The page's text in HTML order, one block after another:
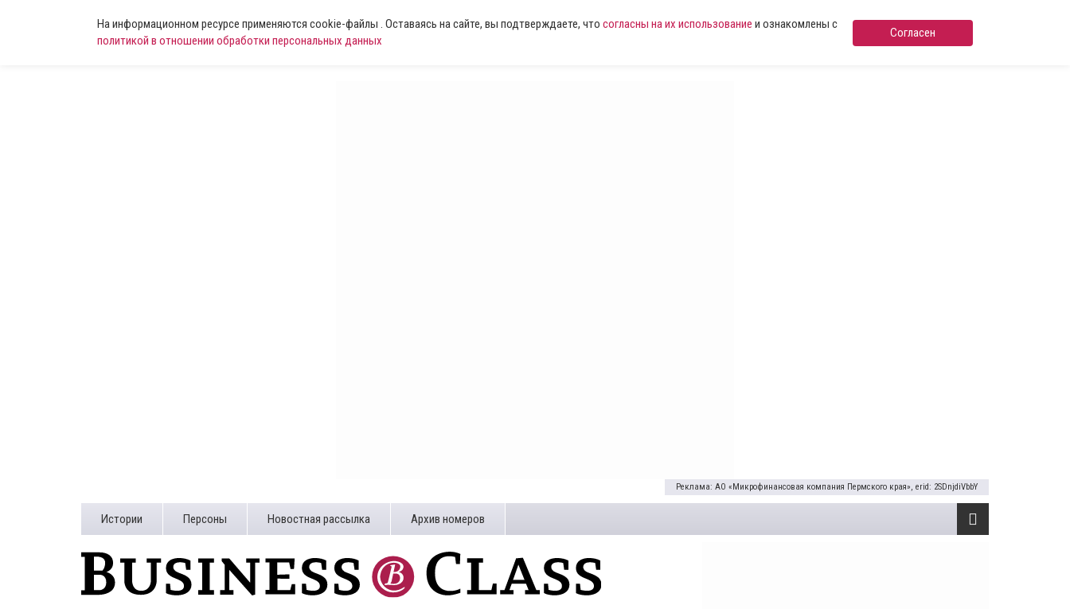
На информационном ресурсе применяются cookie-файлы . Оставаясь на сайте, вы подтверждаете, что согласны на их использование и ознакомлены с
политикой в отношении обработки персональных данных
Согласен
Реклама: АО «Микрофинансовая компания Пермского края», erid: 2SDnjdiVbbY
Истории Персоны Новостная рассылка Архив номеров